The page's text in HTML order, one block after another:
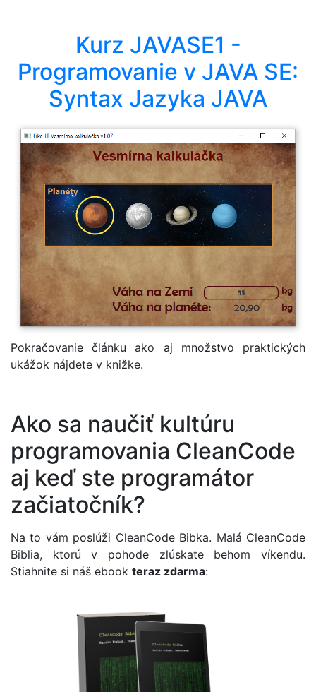
Kurz JAVASE1 -
Programovanie v JAVA SE:
Syntax Jazyka JAVA
Pokračovanie článku ako aj množstvo praktických
ukážok nájdete v knižke.
Ako sa naučiť kultúru
programovania CleanCode
aj keď ste programátor
začiatočník?
Na to vám poslúži CleanCode Bibka. Malá CleanCode
Biblia, ktorú v pohode zlúskate behom víkendu.
Stiahnite si náš ebook teraz zdarma: